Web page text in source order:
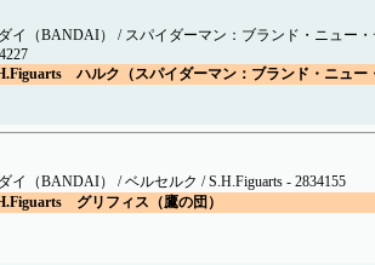
イ（BANDAI） / スパイダーマン：ブランド・ニュー・
ハルク（スパイダーマン：ブランド・ニュー
イ（BANDAI） / ベルセルク / S.H.Figuarts - 2834155
グリフィス（鷹の団）